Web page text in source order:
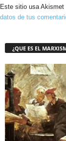
Este sitio usa Akismet
datos de tus
¿QUE ES EL